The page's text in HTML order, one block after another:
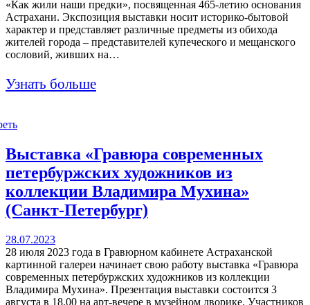
«Как жили наши предки», посвященная 465-летию основания
Астрахани. Экспозиция выставки носит историко-бытовой
характер и представляет различные предметы из обихода
жителей города – представителей купеческого и мещанского
сословий, живших на…
Узнать больше
Выставка «Гравюра современных
петербуржских художников из
коллекции Владимира Мухина»
(Санкт-Петербург)
28.07.2023
28 июля 2023 года в Гравюрном кабинете Астраханской
картинной галереи начинает свою работу выставка «Гравюра
современных петербуржских художников из коллекции
Владимира Мухина». Презентация выставки состоится 3
августа в 18.00 на арт-вечере в музейном дворике. Участников